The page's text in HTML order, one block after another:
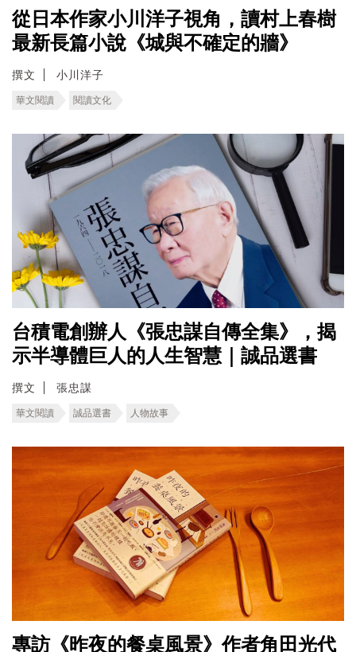
從日本作家小川洋子視角，讀村上春樹
最新長篇小說《城與不確定的牆》
撰文 小川洋子
華文閱讀 閱讀文化
台積電創辦人《張忠謀自傳全集》，揭
示半導體巨人的人生智慧｜誠品選書
撰文 張忠謀
華文閱讀 誠品選書 人物故事
專訪《昨夜的餐桌風景》作者角田光代